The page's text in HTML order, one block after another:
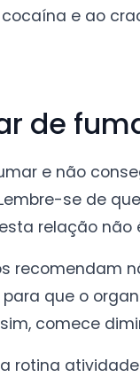
e ao
de
e não
se de
relação não
recomendam
que o
comece
rotina